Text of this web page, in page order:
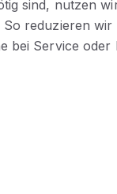
sind, nutzen
reduzieren
bei Service oder